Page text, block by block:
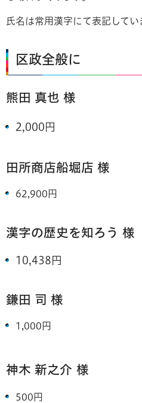
氏名は常用漢字にて表記してい
区政全般に
熊田 真也 様
2,000円
田所商店船堀店 様
62,900円
漢字の歴史を知ろう 様
10,438円
鎌田 司 様
1,000円
神木 新之介 様
500円